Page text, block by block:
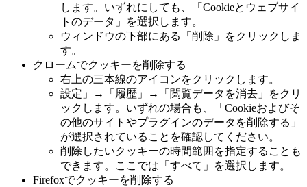
します。いずれにしても、「Cookieとウェブサイ
トのデータ」を選択します。
ウィンドウの下部にある「削除」をクリックしま
す。
クロームでクッキーを削除する
右上の三本線のアイコンをクリックします。
設定」→「履歴」→「閲覧データを消去」をクリ
ックします。いずれの場合も、「Cookieおよびそ
の他のサイトやプラグインのデータを削除する」
が選択されていることを確認してください。
削除したいクッキーの時間範囲を指定することも
できます。ここでは「すべて」を選択します。
Firefoxでクッキーを削除する